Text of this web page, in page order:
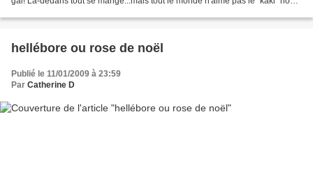
hellébore ou rose de noël
Publié le 11/01/2009 à 23:59
Par Catherine D